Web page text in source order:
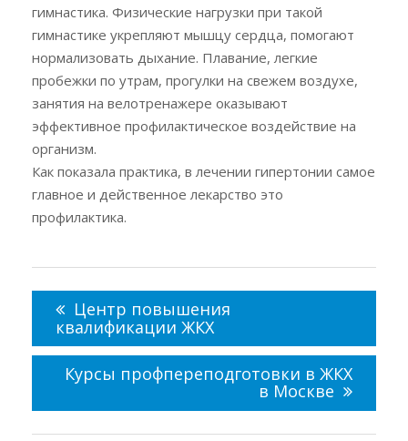
гимнастика. Физические нагрузки при такой
гимнастике укрепляют мышцу сердца, помогают
нормализовать дыхание. Плавание, легкие
пробежки по утрам, прогулки на свежем воздухе,
занятия на велотренажере оказывают
эффективное профилактическое воздействие на
организм.
Как показала практика, в лечении гипертонии самое
главное и действенное лекарство это
профилактика.
записям
Центр повышения
квалификации ЖКХ
Курсы профпереподготовки в ЖКХ
в Москве